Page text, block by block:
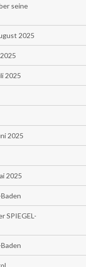
seine
2025
2025
2025
2025
SPIEGEL-